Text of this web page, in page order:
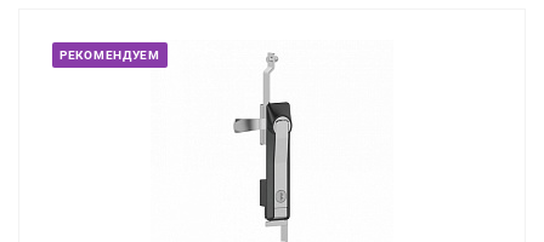
РЕКОМЕНДУЕМ